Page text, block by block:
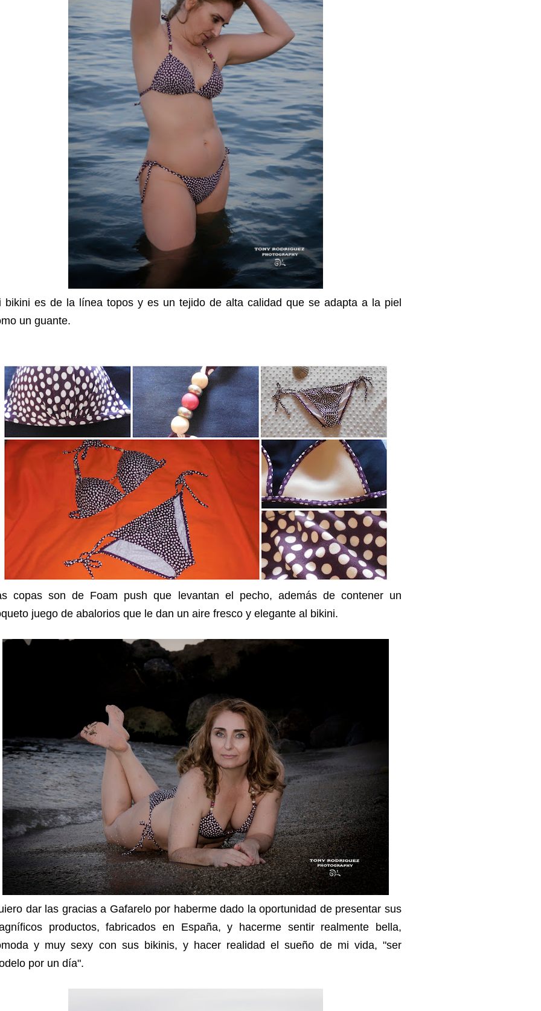
bikini es de la línea topos y es un tejido de alta calidad que se adapta a la piel
un guante.
copas son de Foam push que levantan el pecho, además de contener un
juego de abalorios que le dan un aire fresco y elegante al bikini.
dar las gracias a Gafarelo por haberme dado la oportunidad de presentar sus
productos, fabricados en España, y hacerme sentir realmente bella,
y muy sexy con sus bikinis, y hacer realidad el sueño de mi vida, "ser
por un día".